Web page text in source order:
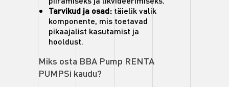
Tarvikud ja osad:täielik valik
komponente, mis toetavad
pikaajalist kasutamist ja
hooldust.
Miks osta BBA Pump RENTA
PUMPSi kaudu?